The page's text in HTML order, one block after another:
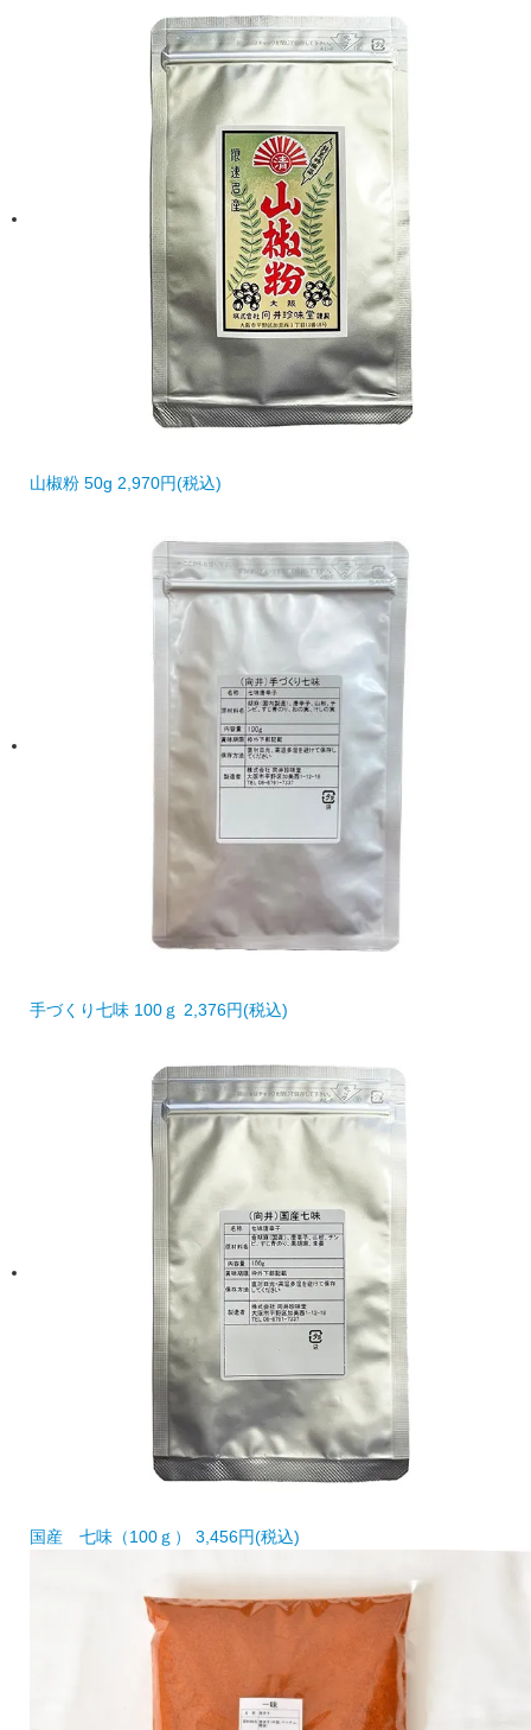
山椒粉 50g 2,970円(税込)
手づくり七味 100ｇ 2,376円(税込)
国産 七味（100ｇ） 3,456円(税込)